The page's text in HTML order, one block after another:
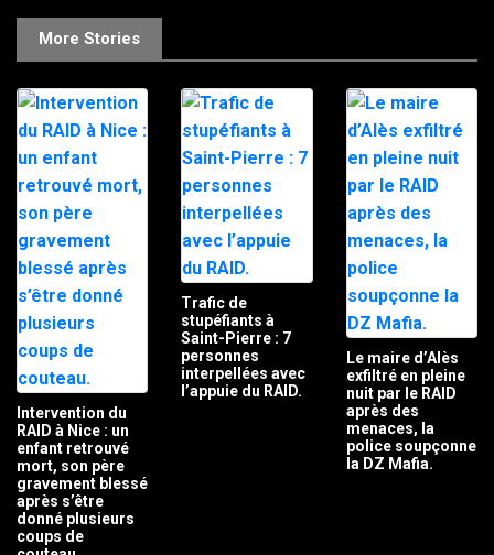
More Stories
Intervention du
RAID à Nice : un
enfant retrouvé
mort, son père
gravement blessé
après s’être
donné plusieurs
coups de
Trafic de
stupéfiants à
Saint-Pierre : 7
personnes
interpellées avec
l’appuie du RAID.
Le maire d’Alès
exfiltré en pleine
nuit par le RAID
après des
menaces, la
police soupçonne
la DZ Mafia.